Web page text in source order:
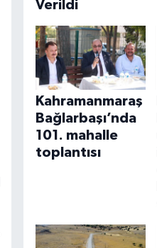
Verildi
Kahramanmaraş
Bağlarbaşı’nda
101. mahalle
toplantısı